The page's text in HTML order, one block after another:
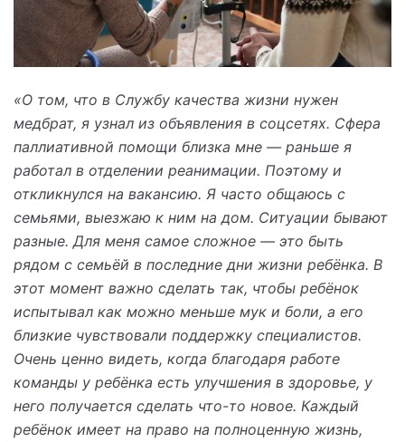
«О том, что в Службу качества жизни нужен
медбрат, я узнал из объявления в соцсетях. Сфера
паллиативной помощи близка мне — раньше я
работал в отделении реанимации. Поэтому и
откликнулся на вакансию. Я часто общаюсь с
семьями, выезжаю к ним на дом. Ситуации бывают
разные. Для меня самое сложное — это быть
рядом с семьёй в последние дни жизни ребёнка. В
этот момент важно сделать так, чтобы ребёнок
испытывал как можно меньше мук и боли, а его
близкие чувствовали поддержку специалистов.
Очень ценно видеть, когда благодаря работе
команды у ребёнка есть улучшения в здоровье, у
него получается сделать что-то новое. Каждый
ребёнок имеет на право на полноценную жизнь,